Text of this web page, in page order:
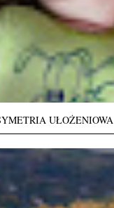
UŁOŻENIOWA